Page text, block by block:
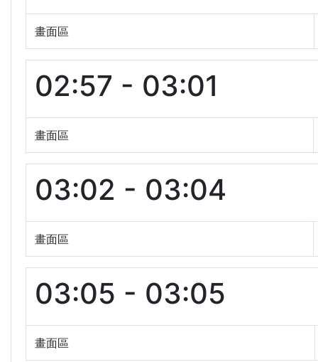
畫面區
02:57 - 03:01
畫面區
03:02 - 03:04
畫面區
03:05 - 03:05
畫面區